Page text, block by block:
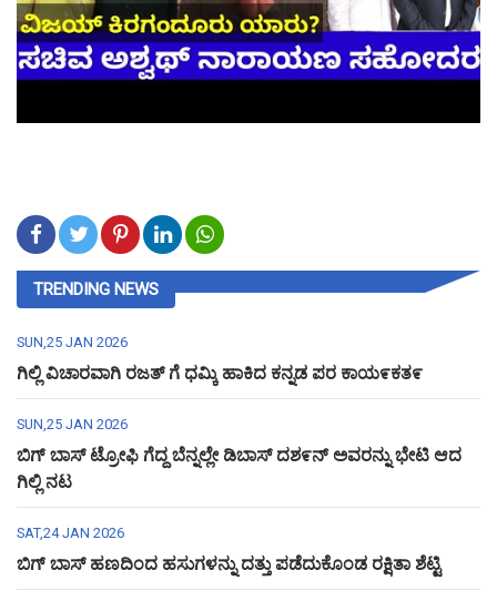
TRENDING NEWS
SUN,25 JAN 2026
ಗಿಲ್ಲಿ ವಿಚಾರವಾಗಿ ರಜತ್ ಗೆ ಧಮ್ಕಿ ಹಾಕಿದ ಕನ್ನಡ ಪರ ಕಾಯ೯ಕತ೯
SUN,25 JAN 2026
ಬಿಗ್ ಬಾಸ್ ಟ್ರೋಫಿ ಗೆದ್ದ ಬೆನ್ನಲ್ಲೇ ಡಿಬಾಸ್ ದಶ೯ನ್ ಅವರನ್ನು ಭೇಟಿ ಆದ
ಗಿಲ್ಲಿ ನಟ
SAT,24 JAN 2026
ಬಿಗ್ ಬಾಸ್ ಹಣದಿಂದ ಹಸುಗಳನ್ನು ದತ್ತು ಪಡೆದುಕೊಂಡ ರಕ್ಷಿತಾ ಶೆಟ್ಟಿ